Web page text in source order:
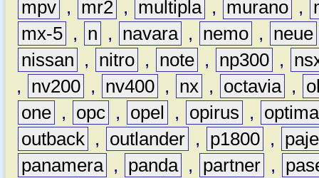
mpv , mr2 , multipla , murano ,
mx-5 , n , navara , nemo , neue
nissan
, nitro , note , np300 ,
,
nv200 , nv400 , nx , octavia ,
one , opc , opel , opirus ,
optima
outback , outlander , p1800 ,
panamera , panda , partner ,